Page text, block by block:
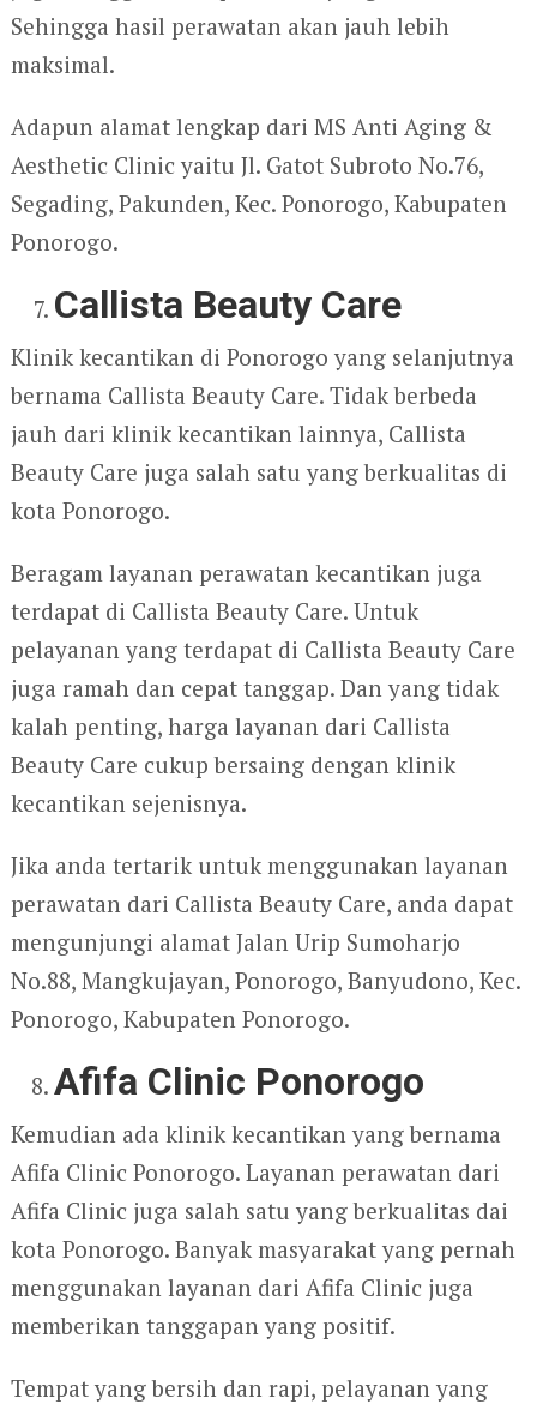
Sehingga hasil perawatan akan jauh lebih
maksimal.
Adapun alamat lengkap dari MS Anti Aging &
Aesthetic Clinic yaitu Jl. Gatot Subroto No.76,
Segading, Pakunden, Kec. Ponorogo, Kabupaten
Ponorogo.
Callista Beauty Care
Klinik kecantikan di Ponorogo yang selanjutnya
bernama Callista Beauty Care. Tidak berbeda
jauh dari klinik kecantikan lainnya, Callista
Beauty Care juga salah satu yang berkualitas di
kota Ponorogo.
Beragam layanan perawatan kecantikan juga
terdapat di Callista Beauty Care. Untuk
pelayanan yang terdapat di Callista Beauty Care
juga ramah dan cepat tanggap. Dan yang tidak
kalah penting, harga layanan dari Callista
Beauty Care cukup bersaing dengan klinik
kecantikan sejenisnya.
Jika anda tertarik untuk menggunakan layanan
perawatan dari Callista Beauty Care, anda dapat
mengunjungi alamat Jalan Urip Sumoharjo
No.88, Mangkujayan, Ponorogo, Banyudono, Kec.
Ponorogo, Kabupaten Ponorogo.
Afifa Clinic Ponorogo
Kemudian ada klinik kecantikan yang bernama
Afifa Clinic Ponorogo. Layanan perawatan dari
Afifa Clinic juga salah satu yang berkualitas dai
kota Ponorogo. Banyak masyarakat yang pernah
menggunakan layanan dari Afifa Clinic juga
memberikan tanggapan yang positif.
Tempat yang bersih dan rapi, pelayanan yang